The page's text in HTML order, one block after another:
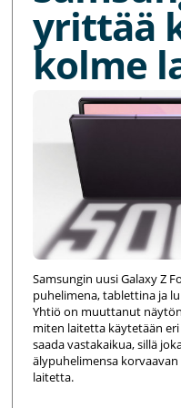
yrittää
kolme
Samsungin uusi Galaxy Z
puhelimena, tablettina ja
Yhtiö on muuttanut
miten laitetta käytetään
saada vastakaikua, sillä
älypuhelimensa
laitetta.